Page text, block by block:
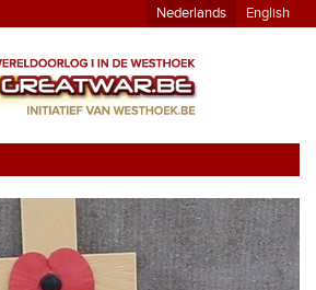
Nederlands English